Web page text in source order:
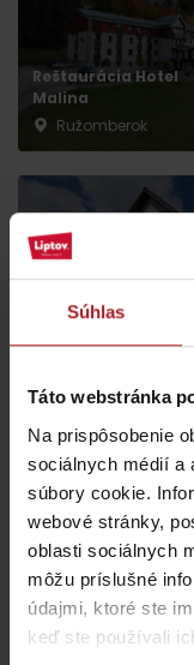
Súhlas
Táto webstránka
Na prispôsobenie
sociálnych médií a
súbory cookie.
webové stránky,
oblasti sociálnych
môžu príslušné
údajmi, ktoré ste
keď ste používali
Reštaurácia Hotel
Malina
Ružomberok
Zmrzlinová
Takáto
Ružomberok